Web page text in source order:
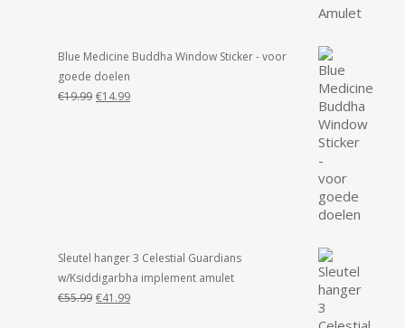
Blue Medicine Buddha Window Sticker - voor
goede doelen
€19.99 Oorspronkelijke
€14.99Huidige
Sleutel hanger 3 Celestial Guardians
w/Ksiddigarbha implement amulet
€55.99 Oorspronkelijke
€41.99Huidige